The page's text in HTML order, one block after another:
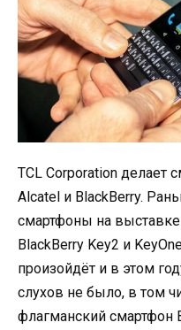
TCL Corporation делает
Alcatel и BlackBerry.
смартфоны на
BlackBerry Key2 и
произойдёт и в этом
слухов не было, в том
флагманский смартфон